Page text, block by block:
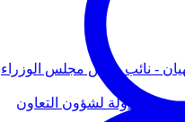
- نائب رئيس مجلس الوزراء
- وزيرة دولة لشؤون التعاون